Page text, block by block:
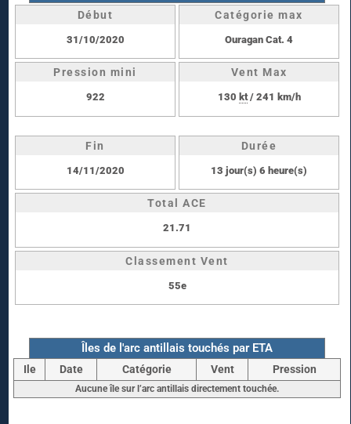
Début
31/10/2020
Catégorie max
Ouragan Cat. 4
Pression mini
922
Vent Max
130 kt/ 241 km/h
Fin
14/11/2020
Durée
13 jour(s) 6 heure(s)
Total ACE
21.71
Classement Vent
55e
Îles de l'arc antillais touchés par ETA
Ile Date Catégorie Vent Pression
Aucune île sur l’arc antillais directement touchée.